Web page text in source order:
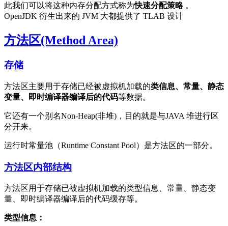
此我们可以将这种内存分配方式称为快速分配策略。
OpenJDK 衍生出来的 JVM 大都提供了 TLAB 设计
方法区(Method Area)
存储
方法区主要用于存储已经被虚拟机加载的类信息、常量、静态
变量、即时编译器编译后的代码等数据。
它还有一个别名Non-Heap(非堆)，目的就是与JAVA 堆进行区
分开来。
运行时常量池（Runtime Constant Pool）是方法区的一部分。
方法区内部结构
方法区用于存储已被虚拟机加载的类型信息、常量、静态变
量、即时编译器编译后的代码缓存等。
类型信息：